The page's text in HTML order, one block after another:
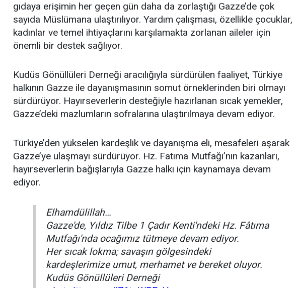
gıdaya erişimin her geçen gün daha da zorlaştığı Gazze’de çok
sayıda Müslümana ulaştırılıyor. Yardım çalışması, özellikle çocuklar,
kadınlar ve temel ihtiyaçlarını karşılamakta zorlanan aileler için
önemli bir destek sağlıyor.
Kudüs Gönüllüleri Derneği aracılığıyla sürdürülen faaliyet, Türkiye
halkının Gazze ile dayanışmasının somut örneklerinden biri olmayı
sürdürüyor. Hayırseverlerin desteğiyle hazırlanan sıcak yemekler,
Gazze’deki mazlumların sofralarına ulaştırılmaya devam ediyor.
Türkiye’den yükselen kardeşlik ve dayanışma eli, mesafeleri aşarak
Gazze’ye ulaşmayı sürdürüyor. Hz. Fatıma Mutfağı’nın kazanları,
hayırseverlerin bağışlarıyla Gazze halkı için kaynamaya devam
ediyor.
Elhamdülillah…
Gazze'de, Yıldız Tilbe 1 Çadır Kenti'ndeki Hz. Fâtıma
Mutfağı'nda ocağımız tütmeye devam ediyor.
Her sıcak lokma; savaşın gölgesindeki
kardeşlerimize umut, merhamet ve bereket oluyor.
Kudüs Gönüllüleri Derneği